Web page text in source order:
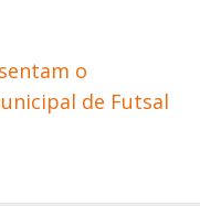
o
de Futsal